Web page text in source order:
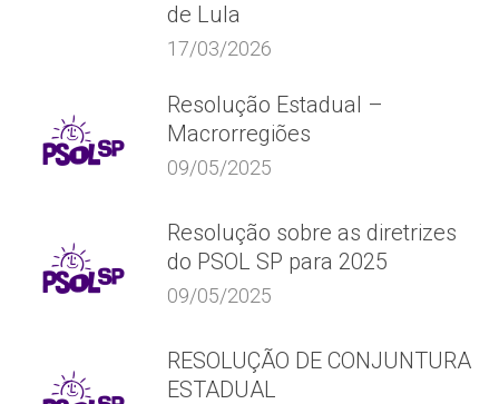
de Lula
17/03/2026
Resolução Estadual –
Macrorregiões
09/05/2025
Resolução sobre as diretrizes
do PSOL SP para 2025
09/05/2025
RESOLUÇÃO DE CONJUNTURA
ESTADUAL